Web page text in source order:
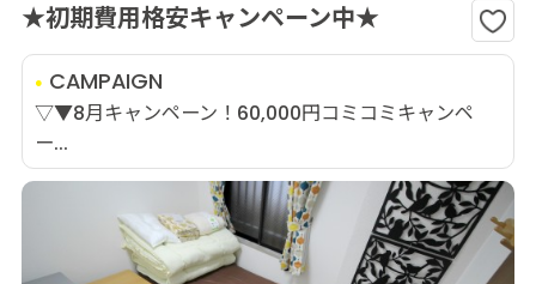
★初期費用格安キャンペーン中★
CAMPAIGN
▽▼8月キャンペーン！60,000円コミコミキャンペ
ー...